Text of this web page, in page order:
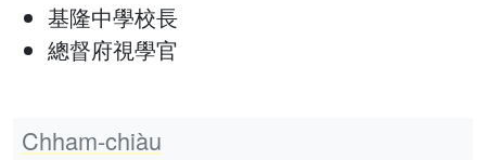
基隆中學校長
總督府視學官
Chham-chiàu